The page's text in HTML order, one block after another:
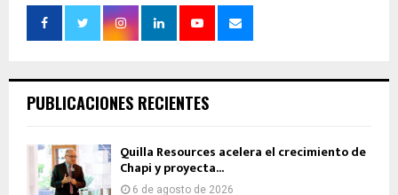
PUBLICACIONES RECIENTES
Quilla Resources acelera el crecimiento de
Chapi y proyecta...
6 de agosto de 2026